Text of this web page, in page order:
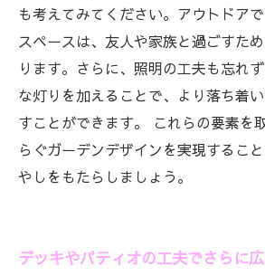
も考えてみてください。アウトドア
スペースは、友人や家族と過ごすた
ります。さらに、照明の工夫も忘れ
な灯りを加えることで、より落ち着
すことができます。 これらの要素を
らぐガーデンデザインを実現するこ
やしをもたらしましょう。
デッキやパティオの工夫でさらに